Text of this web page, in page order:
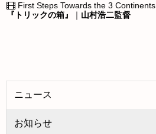
First Steps Towards the 3 Continents
『トリックの箱』
｜ 山村浩二監督
ニュース
お知らせ